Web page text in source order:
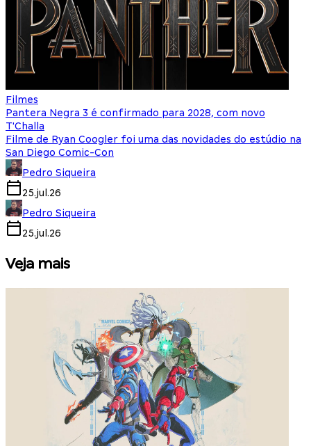
Filmes
Pantera Negra 3 é confirmado para 2028, com novo
T'Challa
Filme de Ryan Coogler foi uma das novidades do estúdio na
San Diego Comic-Con
Pedro Siqueira
25.jul.26
Pedro Siqueira
25.jul.26
Veja mais